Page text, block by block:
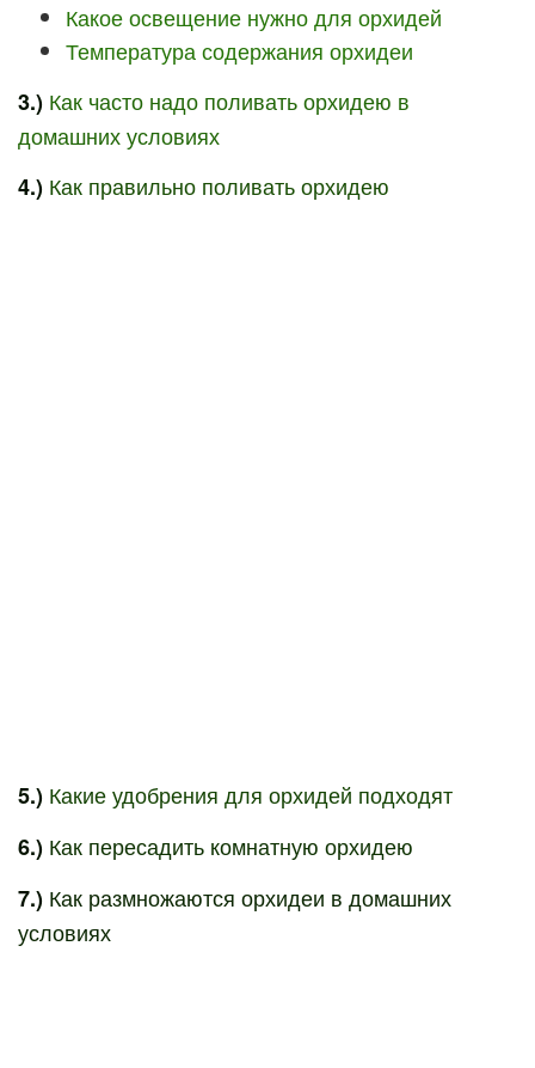
Какое освещение нужно для орхидей
Температура содержания орхидеи
3.) Как часто надо поливать орхидею в
домашних условиях
4.) Как правильно поливать орхидею
5.) Какие удобрения для орхидей подходят
6.) Как пересадить комнатную орхидею
7.) Как размножаются орхидеи в домашних
условиях